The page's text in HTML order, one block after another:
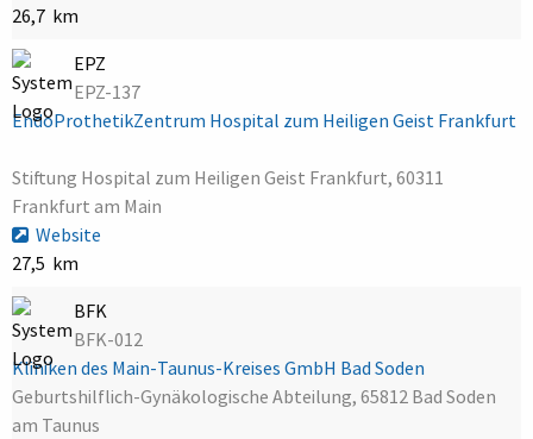
26,7 km
EPZ
EPZ-137
EndoProthetikZentrum Hospital zum Heiligen Geist Frankfurt
Stiftung Hospital zum Heiligen Geist Frankfurt, 60311
Frankfurt am Main
Website
27,5 km
BFK
BFK-012
Kliniken des Main-Taunus-Kreises GmbH Bad Soden
Geburtshilflich-Gynäkologische Abteilung, 65812 Bad Soden
am Taunus